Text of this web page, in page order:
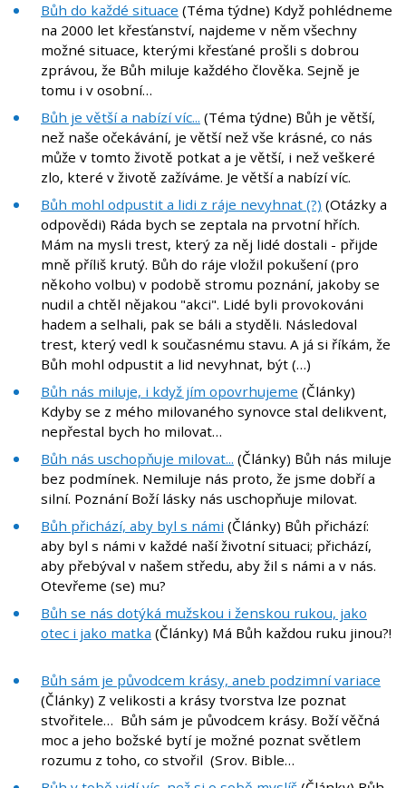
Bůh do každé situace (Téma týdne) Když pohlédneme
na 2000 let křesťanství, najdeme v něm všechny
možné situace, kterými křesťané prošli s dobrou
zprávou, že Bůh miluje každého člověka. Sejně je
tomu i v osobní…
Bůh je větší a nabízí víc... (Téma týdne) Bůh je větší,
než naše očekávání, je větší než vše krásné, co nás
může v tomto životě potkat a je větší, i než veškeré
zlo, které v životě zažíváme. Je větší a nabízí víc.
Bůh mohl odpustit a lidi z ráje nevyhnat (?) (Otázky a
odpovědi) Ráda bych se zeptala na prvotní hřích.
Mám na mysli trest, který za něj lidé dostali - přijde
mně příliš krutý. Bůh do ráje vložil pokušení (pro
někoho volbu) v podobě stromu poznání, jakoby se
nudil a chtěl nějakou "akci". Lidé byli provokováni
hadem a selhali, pak se báli a styděli. Následoval
trest, který vedl k současnému stavu. A já si říkám, že
Bůh mohl odpustit a lid nevyhnat, být (…)
Bůh nás miluje, i když jím opovrhujeme (Články)
Kdyby se z mého milovaného synovce stal delikvent,
nepřestal bych ho milovat…
Bůh nás uschopňuje milovat... (Články) Bůh nás miluje
bez podmínek. Nemiluje nás proto, že jsme dobří a
silní. Poznání Boží lásky nás uschopňuje milovat.
Bůh přichází, aby byl s námi (Články) Bůh přichází:
aby byl s námi v každé naší životní situaci; přichází,
aby přebýval v našem středu, aby žil s námi a v nás.
Otevřeme (se) mu?
Bůh se nás dotýká mužskou i ženskou rukou, jako
otec i jako matka (Články) Má Bůh každou ruku jinou?!
Bůh sám je původcem krásy, aneb podzimní variace
(Články) Z velikosti a krásy tvorstva lze poznat
stvořitele… Bůh sám je původcem krásy. Boží věčná
moc a jeho božské bytí je možné poznat světlem
rozumu z toho, co stvořil (Srov. Bible…